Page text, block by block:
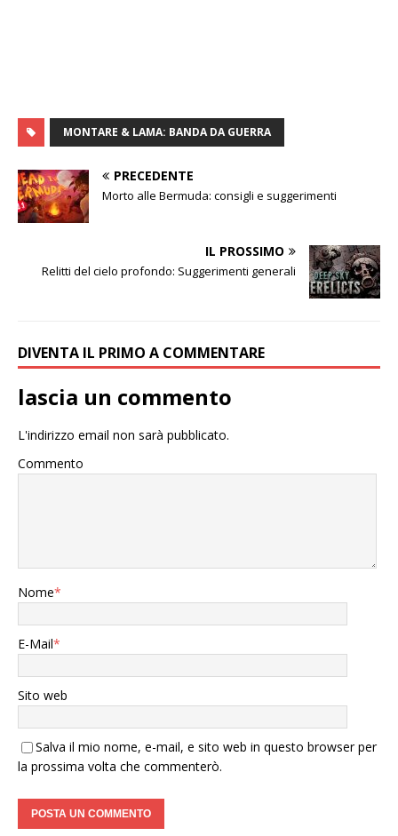
MONTARE & LAMA: BANDA DA GUERRA
PRECEDENTE
Morto alle Bermuda: consigli e suggerimenti
IL PROSSIMO
Relitti del cielo profondo: Suggerimenti generali
DIVENTA IL PRIMO A COMMENTARE
lascia un commento
L'indirizzo email non sarà pubblicato.
Commento
Nome*
E-Mail*
Sito web
Salva il mio nome, e-mail, e sito web in questo browser per
la prossima volta che commenterò.